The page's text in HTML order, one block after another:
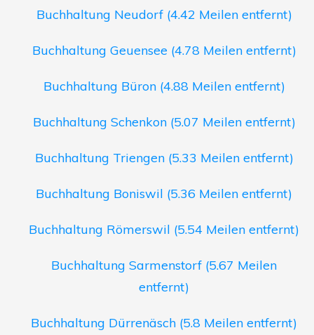
Buchhaltung Neudorf (4.42 Meilen entfernt)
Buchhaltung Geuensee (4.78 Meilen entfernt)
Buchhaltung Büron (4.88 Meilen entfernt)
Buchhaltung Schenkon (5.07 Meilen entfernt)
Buchhaltung Triengen (5.33 Meilen entfernt)
Buchhaltung Boniswil (5.36 Meilen entfernt)
Buchhaltung Römerswil (5.54 Meilen entfernt)
Buchhaltung Sarmenstorf (5.67 Meilen
entfernt)
Buchhaltung Dürrenäsch (5.8 Meilen entfernt)